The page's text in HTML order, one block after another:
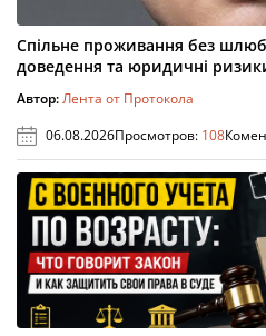
Спільне проживання без
доведення та юридичні
Автор:Лента от Протокола
06.08.2026Просмотров: 108